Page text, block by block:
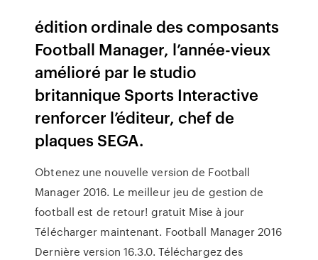
édition ordinale des composants
Football Manager, l’année-vieux
amélioré par le studio
britannique Sports Interactive
renforcer l’éditeur, chef de
plaques SEGA.
Obtenez une nouvelle version de Football
Manager 2016. Le meilleur jeu de gestion de
football est de retour! gratuit Mise à jour
Télécharger maintenant. Football Manager 2016
Dernière version 16.3.0. Téléchargez des